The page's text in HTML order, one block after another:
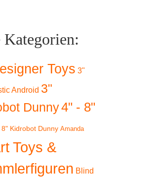
Toys 3"
Android 3"
Dunny4" - 8"
8" Kidrobot Dunny Amanda
Toys &
Blind